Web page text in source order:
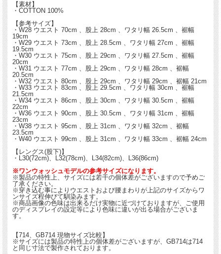
【素材】
・COTTON 100%
【参考サイズ】
・W28 ウエスト 70cm 、股上 28cm 、ワタリ幅 26.5cm 、裾幅
19cm
・W29 ウエスト 73cm 、股上 28.5cm 、ワタリ幅 27cm 、裾幅
19.5cm
・W30 ウエスト 75cm 、股上 29cm 、ワタリ幅 27.5cm 、裾幅
20cm
・W31 ウエスト 77cm 、股上 29cm 、ワタリ幅 28cm 、裾幅
20.5cm
・W32 ウエスト 80cm 、股上 29cm 、ワタリ幅 29cm 、裾幅 21cm
・W33 ウエスト 83cm 、股上 29.5cm 、ワタリ幅 30cm 、裾幅
21.5cm
・W34 ウエスト 86cm 、股上 30cm 、ワタリ幅 30.5cm 、裾幅
22cm
・W36 ウエスト 90cm 、股上 30.5cm 、ワタリ幅 31cm 、裾幅
23cm
・W38 ウエスト 95cm 、股上 31cm 、ワタリ幅 32cm 、裾幅
23.5cm
・W40 ウエスト 99cm 、股上 31cm 、ワタリ幅 33cm 、裾幅 24cm
【レングス(股下)】
・L30(72cm)、L32(78cm)、L34(82cm)、L36(86cm)
※ワンウォッシュモデルの参考サイズになります。
※製品の特性上、サイズには若干の個体差がございますので予めご
了承ください。
※穿き込む事によりウエストおよび腰まわりが上記のサイズからワ
ンサイズ程伸びて馴染みます。
※商品画像の色味は出来るだけ実物に近づけておりますが、ご使用
のディスプレイの設定等により色味に違いが出る場合がございま
す。
【714、GB714 現物サイズ比較】
※サイズには製品の特性上の個体差がございますが、GB714は714
と同じ寸法で製作されております。